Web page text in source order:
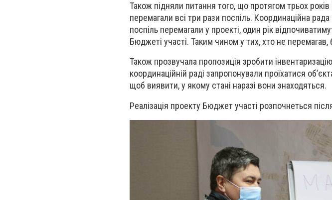
Також підняли питання того, що протягом трьох років
перемагали всі три рази поспіль. Координаційна
поспіль перемагали у проекті, один рік
Бюджеті участі. Таким чином у тих, хто не
Також прозвучала пропозиція зробити
координаційній раді запропонували проїхатися
щоб виявити, у якому стані наразі вони знаходяться.
Реалізація проекту Бюджет участі розпочнеться